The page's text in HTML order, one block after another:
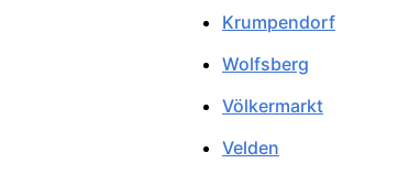
Krumpendorf
Wolfsberg
Völkermarkt
Velden